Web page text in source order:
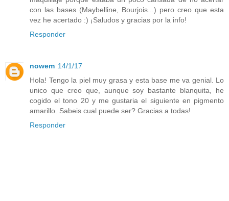
con las bases (Maybelline, Bourjois...) pero creo que esta
vez he acertado :) ¡Saludos y gracias por la info!
Responder
nowem 14/1/17
Hola! Tengo la piel muy grasa y esta base me va genial. Lo
unico que creo que, aunque soy bastante blanquita, he
cogido el tono 20 y me gustaria el siguiente en pigmento
amarillo. Sabeis cual puede ser? Gracias a todas!
Responder